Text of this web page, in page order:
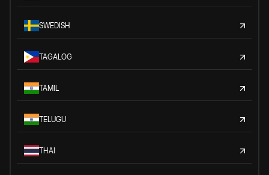
SWEDISH
TAGALOG
TAMIL
TELUGU
THAI